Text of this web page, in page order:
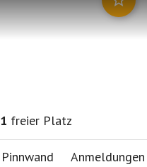
1 freier Platz
Pinnwand Anmeldungen